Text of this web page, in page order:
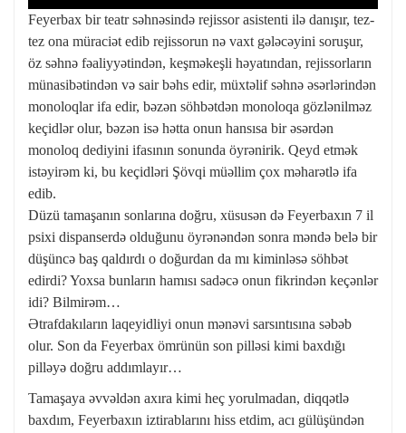
Feyerbax bir teatr səhnəsində rejissor asistenti ilə danışır, tez-
tez ona müraciət edib rejissorun nə vaxt gələcəyini soruşur,
öz səhnə fəaliyyətindən, keşməkeşli həyatından, rejissorların
münasibətindən və sair bəhs edir, müxtəlif səhnə əsərlərindən
monoloqlar ifa edir, bəzən söhbətdən monoloqa gözlənilməz
keçidlər olur, bəzən isə hətta onun hansısa bir əsərdən
monoloq dediyini ifasının sonunda öyrənirik. Qeyd etmək
istəyirəm ki, bu keçidləri Şövqi müəllim çox məharətlə ifa
edib.
Düzü tamaşanın sonlarına doğru, xüsusən də Feyerbaxın 7 il
psixi dispanserdə olduğunu öyrənəndən sonra məndə belə bir
düşüncə baş qaldırdı o doğurdan da mı kiminləsə söhbət
edirdi? Yoxsa bunların hamısı sadəcə onun fikrindən keçənlər
idi? Bilmirəm…
Ətrafdakıların laqeyidliyi onun mənəvi sarsıntısına səbəb
olur. Son da Feyerbax ömrünün son pilləsi kimi baxdığı
pilləyə doğru addımlayır…
Tamaşaya əvvəldən axıra kimi heç yorulmadan, diqqətlə
baxdım, Feyerbaxın iztirablarını hiss etdim, acı gülüşündən